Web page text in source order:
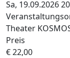
Sa, 19.09.2026
Theater
Preis
€ 22,00